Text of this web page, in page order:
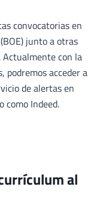
convocatorias en
junto a otras
. Actualmente con la
podremos acceder a
de alertas en
como Indeed.
al